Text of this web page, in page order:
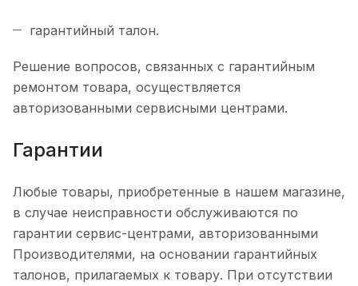
гарантийный талон.
Решение вопросов, связанных с гарантийным
ремонтом товара, осуществляется
авторизованными сервисными центрами.
Гарантии
Любые товары, приобретенные в нашем магазине,
в случае неисправности обслуживаются по
гарантии сервис-центрами, авторизованными
Производителями, на основании гарантийных
талонов, прилагаемых к товару. При отсутствии